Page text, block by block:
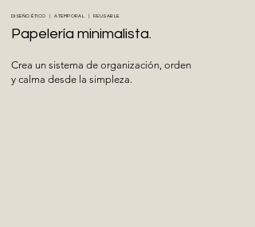
DISEÑO ÉTICO | ATEMPORAL | REUSABLE
Papelería minimalista.
Crea un sistema de organización, orden
y calma desde la simpleza.